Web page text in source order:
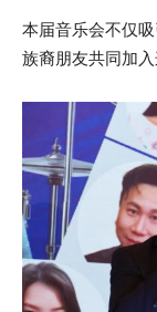
本届音乐会不仅
族裔朋友共同加入